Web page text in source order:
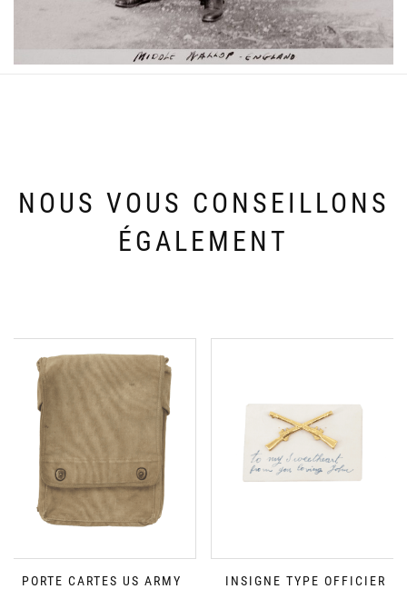
NOUS VOUS CONSEILLONS
ÉGALEMENT
PORTE CARTES US ARMY
INSIGNE TYPE OFFICIER